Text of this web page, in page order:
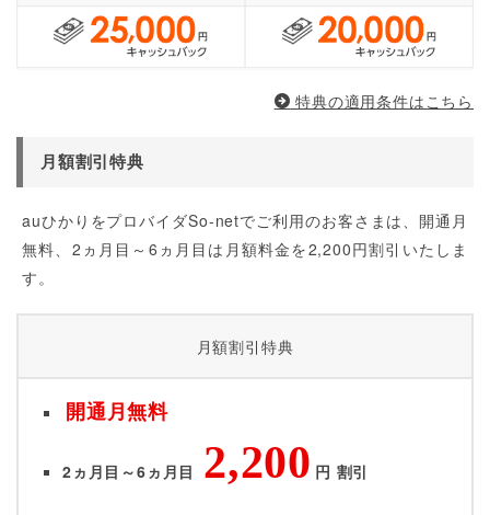
特典の適用条件はこちら
月額割引特典
auひかりをプロバイダSo-netでご利用のお客さまは、開通月
無料、2ヵ月目～6ヵ月目は月額料金を2,200円割引いたしま
す。
月額割引特典
開通月無料
2ヵ月目～6ヵ月目 2,200 円 割引